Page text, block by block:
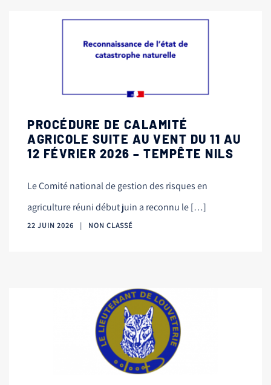
PROCÉDURE DE CALAMITÉ
AGRICOLE SUITE AU VENT DU 11 AU
12 FÉVRIER 2026 – TEMPÊTE NILS
Le Comité national de gestion des risques en
agriculture réuni début juin a reconnu le […]
22 JUIN 2026 NON CLASSÉ